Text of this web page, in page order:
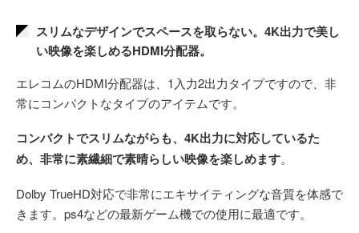
スリムなデザインでスペースを取らない。4K出力で美し
い映像を楽しめるHDMI分配器。
エレコムのHDMI分配器は、1入力2出力タイプですので、非
常にコンパクトなタイプのアイテムです。
コンパクトでスリムながらも、4K出力に対応しているた
め、非常に素繊細で素晴らしい映像を楽しめます。
Dolby TrueHD対応で非常にエキサイティングな音質を体感で
きます。ps4などの最新ゲーム機での使用に最適です。